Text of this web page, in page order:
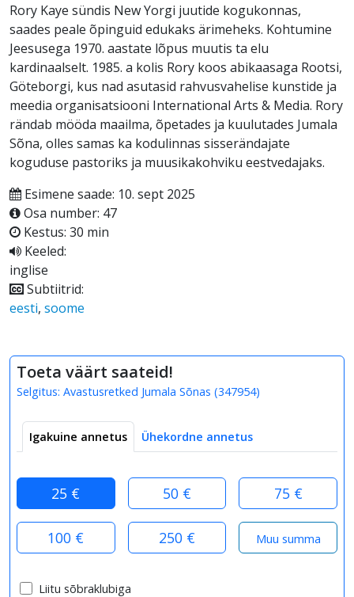
Rory Kaye sündis New Yorgi juutide kogukonnas,
saades peale õpinguid edukaks ärimeheks. Kohtumine
Jeesusega 1970. aastate lõpus muutis ta elu
kardinaalselt. 1985. a kolis Rory koos abikaasaga Rootsi,
Göteborgi, kus nad asutasid rahvusvahelise kunstide ja
meedia organisatsiooni International Arts & Media. Rory
rändab mööda maailma, õpetades ja kuulutades Jumala
Sõna, olles samas ka kodulinnas sisserändajate
koguduse pastoriks ja muusikakohviku eestvedajaks.
Esimene saade: 10. sept 2025
Osa number: 47
Kestus: 30 min
Keeled:
inglise
Subtiitrid:
eesti, soome
Toeta väärt saateid!
Selgitus: Avastusretked Jumala Sõnas (347954)
Igakuine annetus Ühekordne annetus
25 € 50 € 75 €
100 € 250 €
Liitu sõbraklubiga